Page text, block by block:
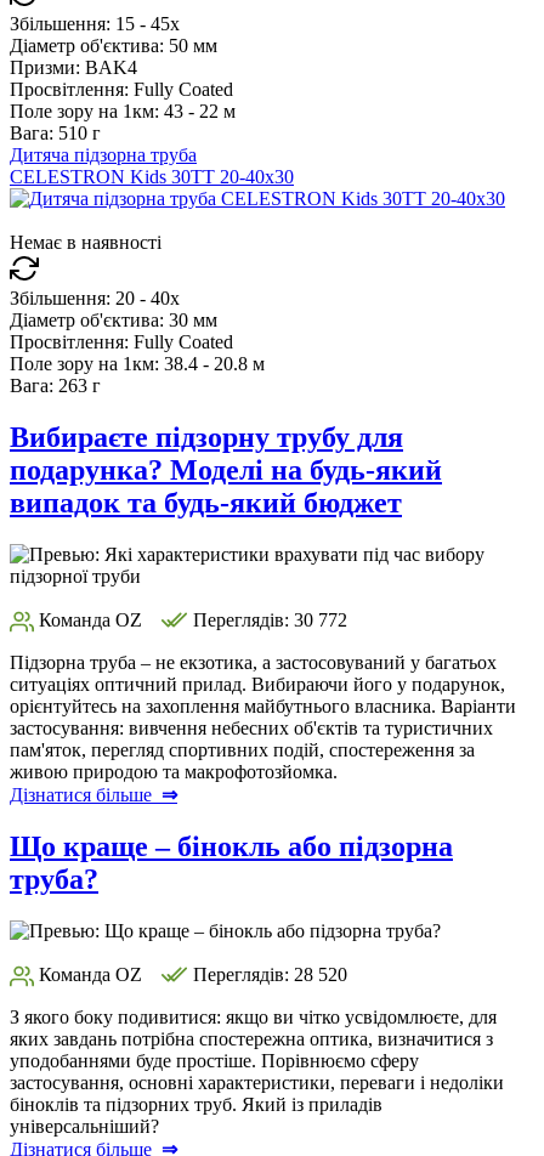
Збільшення: 15 - 45x
Діаметр об'єктива: 50 мм
Призми: BAK4
Просвітлення: Fully Coated
Поле зору на 1км: 43 - 22 м
Вага: 510 г
Дитяча підзорна труба
CELESTRON Kids 30TT 20-40x30
Немає в наявності
Збільшення: 20 - 40x
Діаметр об'єктива: 30 мм
Просвітлення: Fully Coated
Поле зору на 1км: 38.4 - 20.8 м
Вага: 263 г
Вибираєте підзорну трубу для
подарунка? Моделі на будь-який
випадок та будь-який бюджет
Команда OZ Переглядів: 30 772
Підзорна труба – не екзотика, а застосовуваний у багатьох
ситуаціях оптичний прилад. Вибираючи його у подарунок,
орієнтуйтесь на захоплення майбутнього власника. Варіанти
застосування: вивчення небесних об'єктів та туристичних
пам'яток, перегляд спортивних подій, спостереження за
живою природою та макрофотозйомка.
Дізнатися більше ⇒
Що краще – бінокль або підзорна
труба?
Команда OZ Переглядів: 28 520
З якого боку подивитися: якщо ви чітко усвідомлюєте, для
яких завдань потрібна спостережна оптика, визначитися з
уподобаннями буде простіше. Порівнюємо сферу
застосування, основні характеристики, переваги і недоліки
біноклів та підзорних труб. Який із приладів
універсальніший?
Дізнатися більше ⇒